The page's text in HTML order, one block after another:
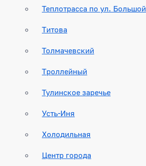
Теплотрасса по ул. Большой
Титова
Толмачевский
Троллейный
Тулинское заречье
Усть-Иня
Холодильная
Центр города